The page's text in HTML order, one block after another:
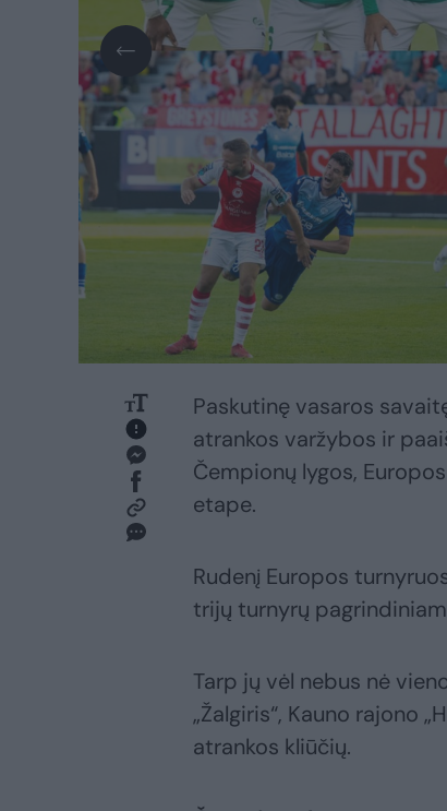
Paskutinę vasaros
atrankos varžybos ir
Čempionų lygos,
etape.
Rudenį Europos
trijų turnyrų
Tarp jų vėl nebus nė
„Žalgiris“, Kauno rajono
atrankos kliūčių.